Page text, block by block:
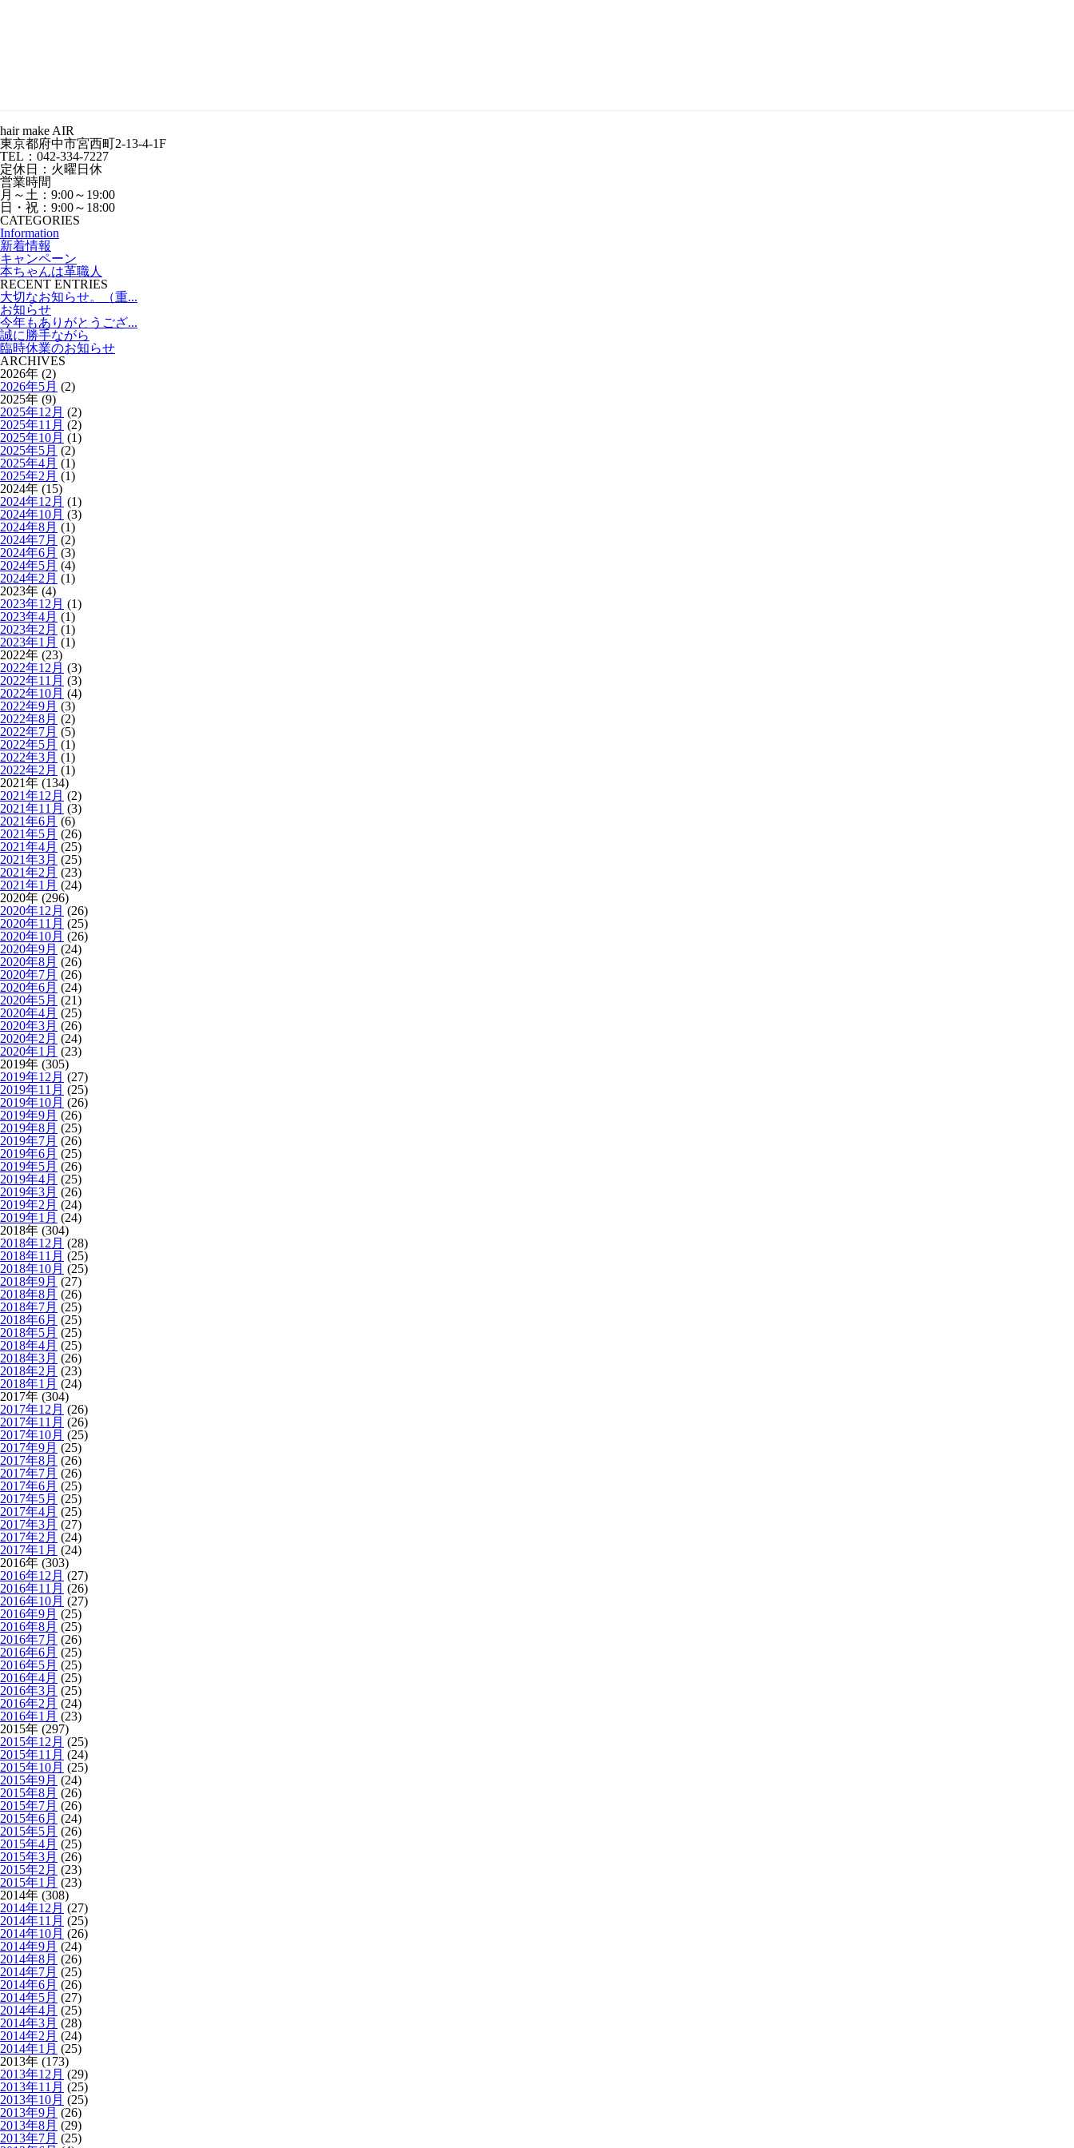
hair make AIR
東京都府中市宮西町2-13-4-1F
TEL：042-334-7227
定休日：火曜日休
営業時間
月～土：9:00～19:00
日・祝：9:00～18:00
CATEGORIES
Information
新着情報
キャンペーン
本ちゃんは革職人
RECENT ENTRIES
大切なお知らせ。（重...
お知らせ
今年もありがとうござ...
誠に勝手ながら
臨時休業のお知らせ
ARCHIVES
2026年 (2)
2026年5月 (2)
2025年 (9)
2025年12月 (2)
2025年11月 (2)
2025年10月 (1)
2025年5月 (2)
2025年4月 (1)
2025年2月 (1)
2024年 (15)
2024年12月 (1)
2024年10月 (3)
2024年8月 (1)
2024年7月 (2)
2024年6月 (3)
2024年5月 (4)
2024年2月 (1)
2023年 (4)
2023年12月 (1)
2023年4月 (1)
2023年2月 (1)
2023年1月 (1)
2022年 (23)
2022年12月 (3)
2022年11月 (3)
2022年10月 (4)
2022年9月 (3)
2022年8月 (2)
2022年7月 (5)
2022年5月 (1)
2022年3月 (1)
2022年2月 (1)
2021年 (134)
2021年12月 (2)
2021年11月 (3)
2021年6月 (6)
2021年5月 (26)
2021年4月 (25)
2021年3月 (25)
2021年2月 (23)
2021年1月 (24)
2020年 (296)
2020年12月 (26)
2020年11月 (25)
2020年10月 (26)
2020年9月 (24)
2020年8月 (26)
2020年7月 (26)
2020年6月 (24)
2020年5月 (21)
2020年4月 (25)
2020年3月 (26)
2020年2月 (24)
2020年1月 (23)
2019年 (305)
2019年12月 (27)
2019年11月 (25)
2019年10月 (26)
2019年9月 (26)
2019年8月 (25)
2019年7月 (26)
2019年6月 (25)
2019年5月 (26)
2019年4月 (25)
2019年3月 (26)
2019年2月 (24)
2019年1月 (24)
2018年 (304)
2018年12月 (28)
2018年11月 (25)
2018年10月 (25)
2018年9月 (27)
2018年8月 (26)
2018年7月 (25)
2018年6月 (25)
2018年5月 (25)
2018年4月 (25)
2018年3月 (26)
2018年2月 (23)
2018年1月 (24)
2017年 (304)
2017年12月 (26)
2017年11月 (26)
2017年10月 (25)
2017年9月 (25)
2017年8月 (26)
2017年7月 (26)
2017年6月 (25)
2017年5月 (25)
2017年4月 (25)
2017年3月 (27)
2017年2月 (24)
2017年1月 (24)
2016年 (303)
2016年12月 (27)
2016年11月 (26)
2016年10月 (27)
2016年9月 (25)
2016年8月 (25)
2016年7月 (26)
2016年6月 (25)
2016年5月 (25)
2016年4月 (25)
2016年3月 (25)
2016年2月 (24)
2016年1月 (23)
2015年 (297)
2015年12月 (25)
2015年11月 (24)
2015年10月 (25)
2015年9月 (24)
2015年8月 (26)
2015年7月 (26)
2015年6月 (24)
2015年5月 (26)
2015年4月 (25)
2015年3月 (26)
2015年2月 (23)
2015年1月 (23)
2014年 (308)
2014年12月 (27)
2014年11月 (25)
2014年10月 (26)
2014年9月 (24)
2014年8月 (26)
2014年7月 (25)
2014年6月 (26)
2014年5月 (27)
2014年4月 (25)
2014年3月 (28)
2014年2月 (24)
2014年1月 (25)
2013年 (173)
2013年12月 (29)
2013年11月 (25)
2013年10月 (25)
2013年9月 (26)
2013年8月 (29)
2013年7月 (25)